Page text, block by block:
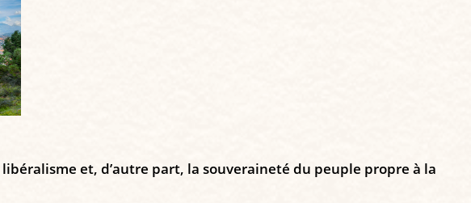
et, d’autre part, la souveraineté du peuple propre à la